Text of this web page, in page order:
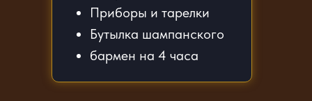
Приборы и тарелки
Бутылка шампанского
бармен на 4 часа